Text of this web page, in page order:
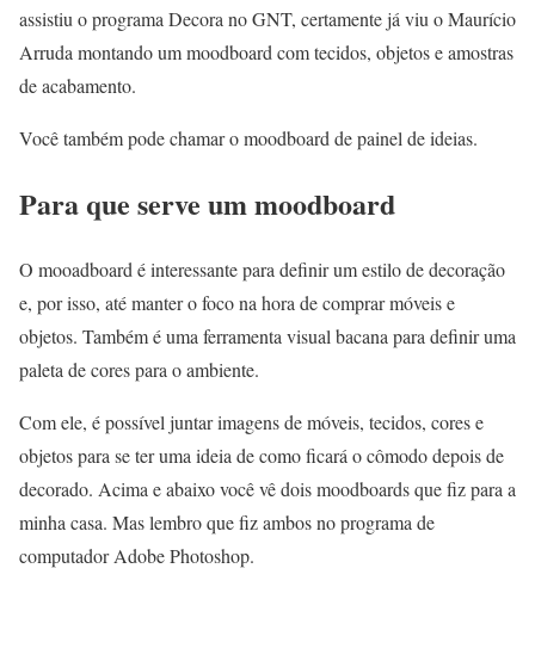
assistiu o programa Decora no GNT, certamente já viu o Maurício
Arruda montando um moodboard com tecidos, objetos e amostras
de acabamento.
Você também pode chamar o moodboard de painel de ideias.
Para que serve um moodboard
O mooadboard é interessante para definir um estilo de decoração
e, por isso, até manter o foco na hora de comprar móveis e
objetos. Também é uma ferramenta visual bacana para definir uma
paleta de cores para o ambiente.
Com ele, é possível juntar imagens de móveis, tecidos, cores e
objetos para se ter uma ideia de como ficará o cômodo depois de
decorado. Acima e abaixo você vê dois moodboards que fiz para a
minha casa. Mas lembro que fiz ambos no programa de
computador Adobe Photoshop.